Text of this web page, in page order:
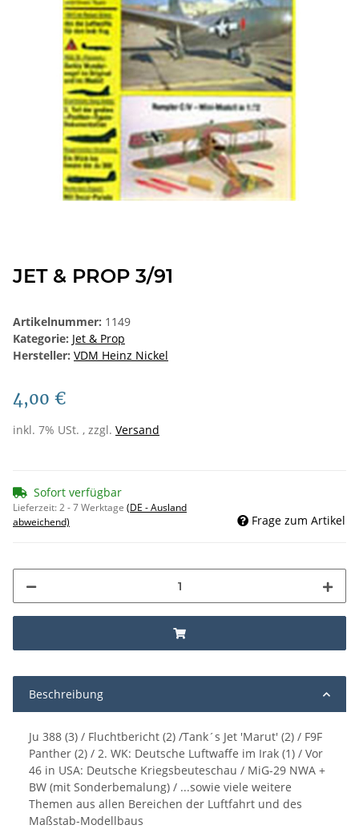
JET & PROP 3/91
Artikelnummer: 1149
Kategorie: Jet & Prop
Hersteller: VDM Heinz Nickel
4,00 €
inkl. 7% USt. , zzgl. Versand
Sofort verfügbar
Lieferzeit:2 - 7 Werktage (DE - Ausland
abweichend)
Frage zum Artikel
Beschreibung
Ju 388 (3) / Fluchtbericht (2) /Tank´s Jet 'Marut' (2) / F9F
Panther (2) / 2. WK: Deutsche Luftwaffe im Irak (1) / Vor
46 in USA: Deutsche Kriegsbeuteschau / MiG-29 NWA +
BW (mit Sonderbemalung) / ...sowie viele weitere
Themen aus allen Bereichen der Luftfahrt und des
Maßstab-Modellbaus